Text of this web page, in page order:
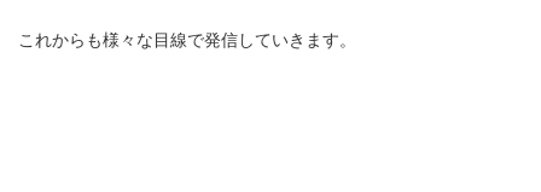
これからも様々な目線で発信していきます。